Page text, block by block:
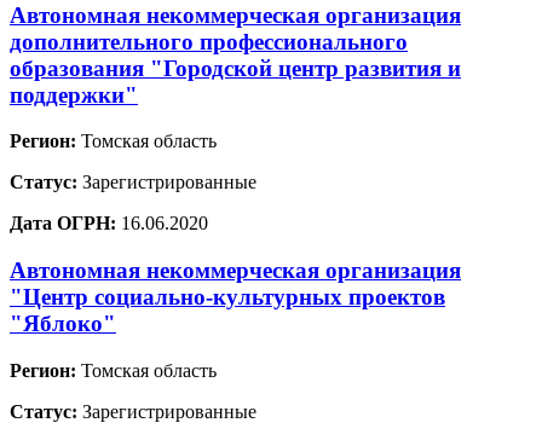
Автономная некоммерческая организация
дополнительного профессионального
образования "Городской центр развития и
поддержки"
Регион: Томская область
Статус: Зарегистрированные
Дата ОГРН: 16.06.2020
Автономная некоммерческая организация
"Центр социально-культурных проектов
"Яблоко"
Регион: Томская область
Статус: Зарегистрированные